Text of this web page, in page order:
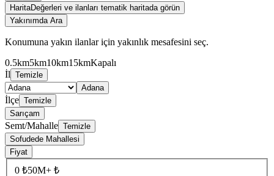
HaritaDeğerleri ve ilanları tematik haritada görün
Yakınımda Ara
Konumuna yakın ilanlar için yakınlık mesafesini seç.
0.5km5km10km15kmKapalı
İl Temizle
Adana
İlçe Temizle
Sarıçam
Semt/Mahalle Temizle
Sofudede Mahallesi
Fiyat
0 ₺50M+ ₺